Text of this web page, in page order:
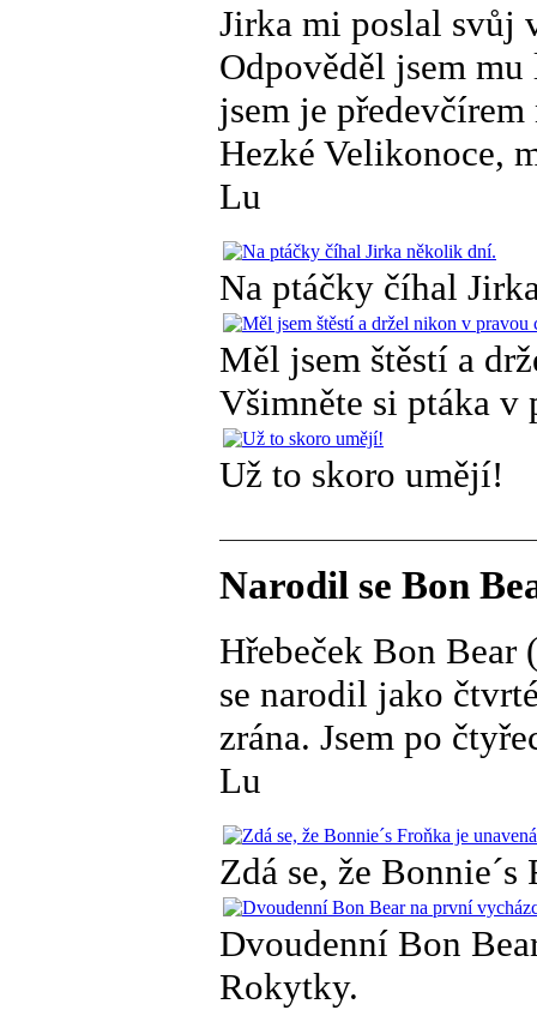
Jirka mi poslal svůj
Odpověděl jsem
jsem je
Hezké Velikonoce,
Lu
Na ptáčky číhal
Měl jsem štěstí a
Všimněte si ptáka
Už to skoro umějí!
Narodil se Bon
Hřebeček Bon Bear
se narodil jako
zrána. Jsem po
Lu
Zdá se, že
Dvoudenní Bon
Rokytky.